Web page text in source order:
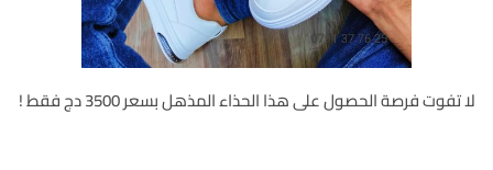
لا تفوت فرصة الحصول على هذا الحذاء المذهل بسعر 3500 دج فقط !